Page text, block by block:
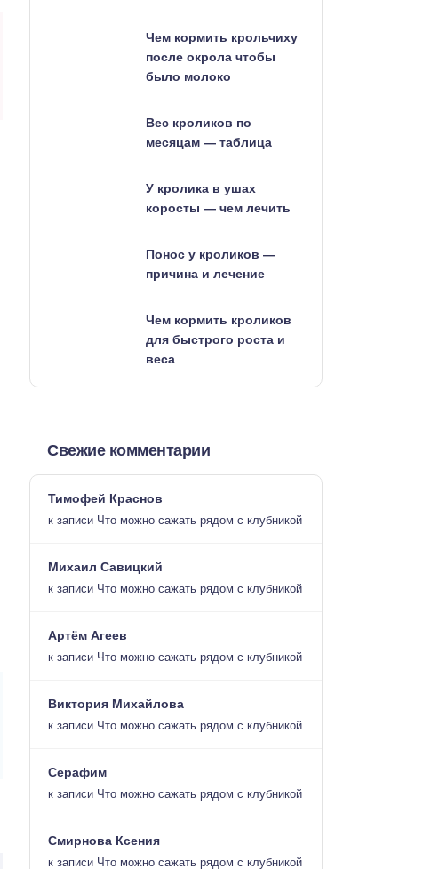
Чем кормить крольчиху
после окрола чтобы
было молоко
Вес кроликов по
месяцам — таблица
У кролика в ушах
коросты — чем лечить
Понос у кроликов —
причина и лечение
Чем кормить кроликов
для быстрого роста и
веса
Свежие комментарии
Тимофей Краснов
к записи Что можно сажать рядом с клубникой
Михаил Савицкий
к записи Что можно сажать рядом с клубникой
Артём Агеев
к записи Что можно сажать рядом с клубникой
Виктория Михайлова
к записи Что можно сажать рядом с клубникой
Серафим
к записи Что можно сажать рядом с клубникой
Смирнова Ксения
к записи Что можно сажать рядом с клубникой